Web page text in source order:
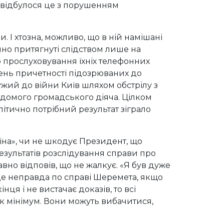
це з порушенням
І хтозна, можливо, що в ній намішані
притягнуті слідством лише на
їхніх телефонних
причетності підозрюваних до
до війни Київ шляхом обстрілу з
громадського діяча. Цілком
потрібний результат зіграло
чи не шкодує Президент, що
розслідування справи про
відповів, що не жалкує. «Я був дуже
неправда по справі Шеремета, якщо
і не вистачає доказів, то всі
мінімум. Вони можуть вибачитися,